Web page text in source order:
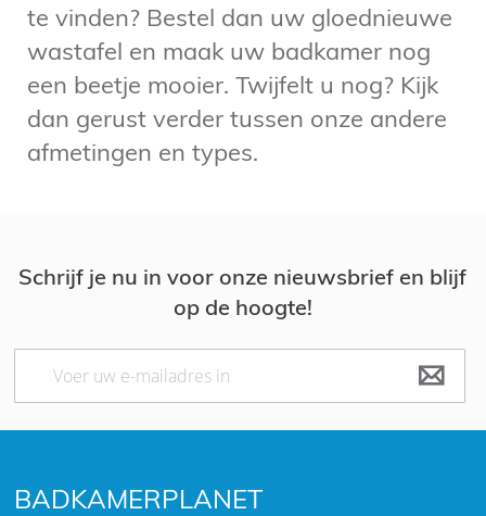
te vinden? Bestel dan uw gloednieuwe
wastafel en maak uw badkamer nog
een beetje mooier. Twijfelt u nog? Kijk
dan gerust verder tussen onze andere
afmetingen en types.
BADKAMERPLANET
Schrijf je nu in voor onze nieuwsbrief en blijf
op de hoogte!
nieuwsbrief